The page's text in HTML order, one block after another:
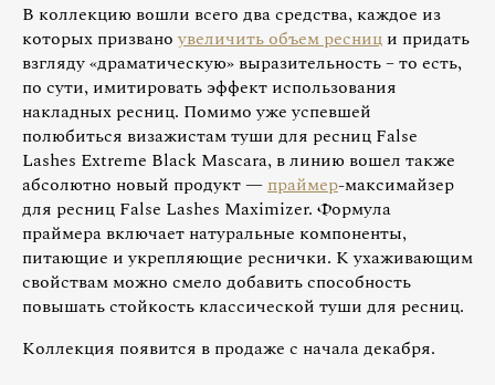
В коллекцию вошли всего два средства, каждое из
которых призваноувеличить объем ресниц и придать
взгляду «драматическую» выразительность – то есть,
по сути, имитировать эффект использования
накладных ресниц. Помимо уже успевшей
полюбиться визажистам туши для ресниц False
Lashes Extreme Black Mascara, в линию вошел также
абсолютно новый продукт —праймер-максимайзер
для ресниц False Lashes Maximizer. Формула
праймера включает натуральные компоненты,
питающие и укрепляющие реснички. К ухаживающим
свойствам можно смело добавить способность
повышать стойкость классической туши для ресниц.
Коллекция появится в продаже с начала декабря.